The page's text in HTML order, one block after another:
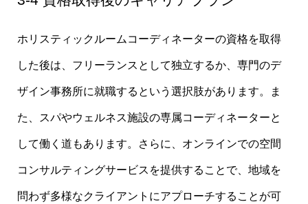
ホリスティックルームコーディネーターの資格を取得
した後は、フリーランスとして独立するか、専門のデ
ザイン事務所に就職するという選択肢があります。ま
た、スパやウェルネス施設の専属コーディネーターと
して働く道もあります。さらに、オンラインでの空間
コンサルティングサービスを提供することで、地域を
問わず多様なクライアントにアプローチすることが可